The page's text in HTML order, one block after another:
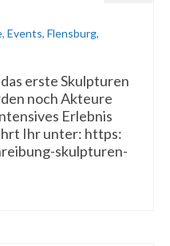
, Events, Flensburg,
erste Skulpturen
noch Akteure
Erlebnis
Ihr unter: https:
skulpturen-